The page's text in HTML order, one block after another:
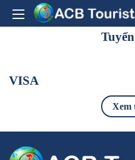
VISA
Xem